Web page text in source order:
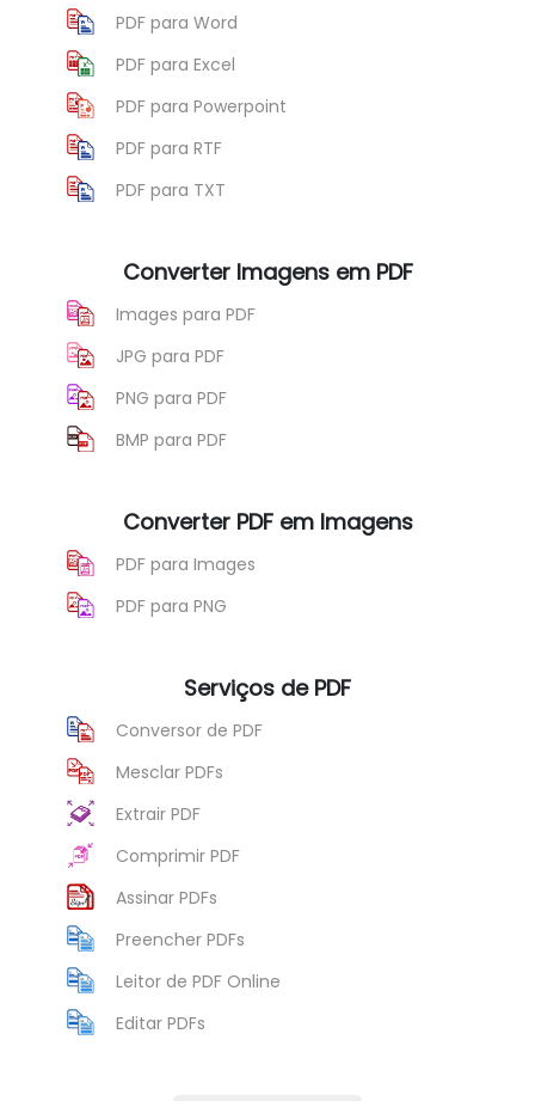
PDF para Word
PDF para Excel
PDF para Powerpoint
PDF para RTF
PDF para TXT
Converter Imagens em PDF
Images para PDF
JPG para PDF
PNG para PDF
BMP para PDF
Converter PDF em Imagens
PDF para Images
PDF para PNG
Serviços de PDF
Conversor de PDF
Mesclar PDFs
Extrair PDF
Comprimir PDF
Assinar PDFs
Preencher PDFs
Leitor de PDF Online
Editar PDFs